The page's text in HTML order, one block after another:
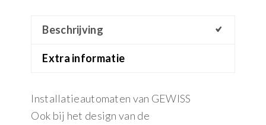
Beschrijving
Extra informatie
Installatieautomaten van GEWISS
Ook bij het design van de